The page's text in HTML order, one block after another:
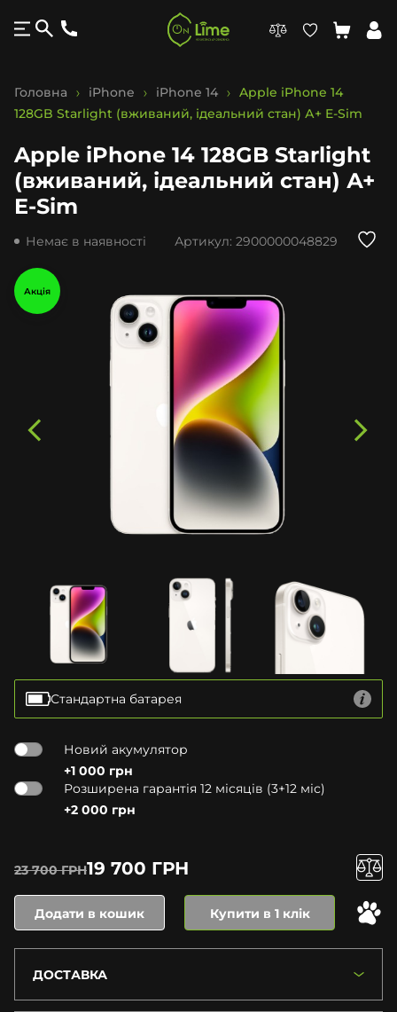
Головна iPhone iPhone 14
Apple iPhone 14
128GB Starlight (вживаний, ідеальний стан) А+ E-Sim
Apple iPhone 14 128GB Starlight
(вживаний, ідеальний стан) А+
E-Sim
Немає в наявності Артикул: 2900000048829
Акція
Стандартна батарея
Новий акумулятор
+1 000 грн
Розширена гарантія 12 місяців (3+12 міс)
+2 000 грн
23 700 ГРН19 700 ГРН
Додати в кошик Купити в 1 клік
ДОСТАВКА